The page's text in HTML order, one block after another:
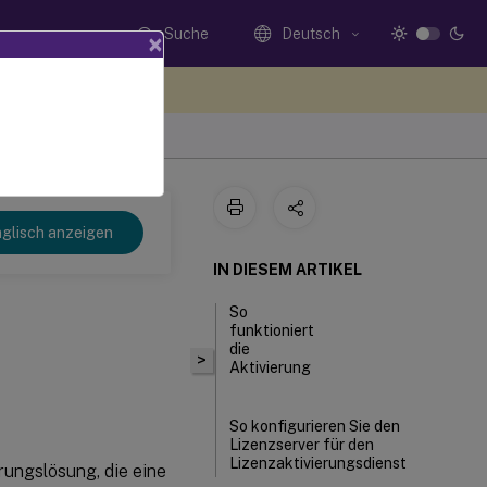
Suche Deutsch
anzeigen
die eine
>
IN DIESEM ARTIKEL
So
funktioniert
die
Aktivierung
So konfigurieren Sie den
Lizenzserver für den
Lizenzaktivierungsdienst
×